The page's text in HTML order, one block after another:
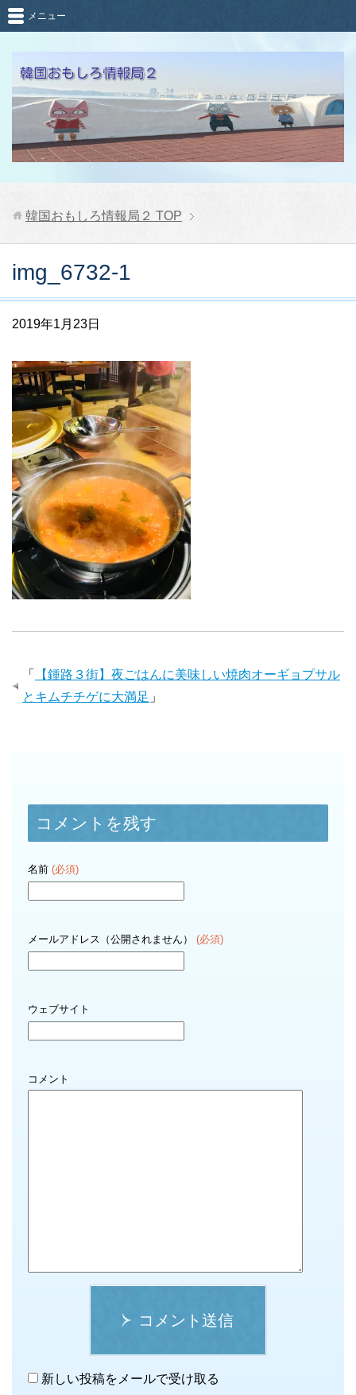
メニュー
韓国おもしろ情報局２ TOP
img_6732-1
2019年1月23日
「
【鍾路３街】夜ごはんに美味しい焼肉オーギョプサル
とキムチチゲに大満足 」
コメントを残す
名前 (必須)
メールアドレス（公開されません） (必須)
ウェブサイト
コメント
コメント送信
新しい投稿をメールで受け取る